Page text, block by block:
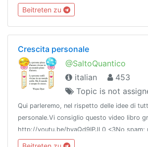
Beitreten zu
Crescita personale
@SaltoQuantico
italian
453
Topic is not
Qui parleremo, nel rispetto delle idee di
personale.Vi consiglio questo video libro
http://youtu.be/byaQd9IPJL0 <3No spam;
bestiemmeCanale: